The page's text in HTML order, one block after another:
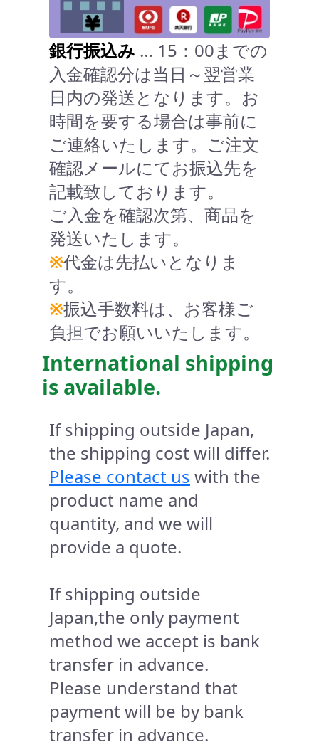
銀行振込み … 15：00までの
入金確認分は当日～翌営業
日内の発送となります。お
時間を要する場合は事前に
ご連絡いたします。ご注文
確認メールにてお振込先を
記載致しております。
ご入金を確認次第、商品を
発送いたします。
※代金は先払いとなりま
す。
※振込手数料は、お客様ご
負担でお願いいたします。
International shipping
is available.
If shipping outside Japan,
the shipping cost will differ.
Please contact us with the
product name and
quantity, and we will
provide a quote.
If shipping outside
Japan,the only payment
method we accept is bank
transfer in advance.
Please understand that
payment will be by bank
transfer in advance.